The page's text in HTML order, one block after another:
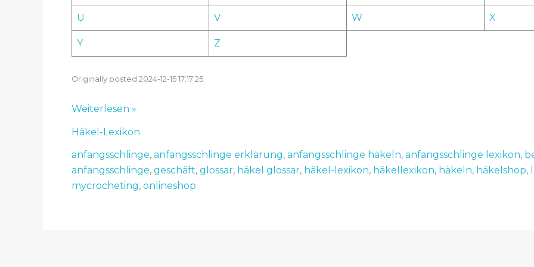
U V W X
Y Z
Originally posted 2024-12-15 17:17:25.
Häkel
–
Anfangsschlinge
–
MyCrocheting
Weiterlesen »
Häkel-Lexikon
anfangsschlinge, anfangsschlinge erklärung, anfangsschlinge häkeln, anfangsschlinge lexikon,
anfangsschlinge, geschäft, glossar, häkel glossar, häkel-lexikon, häkellexikon, häkeln, häkelshop,
mycrocheting, onlineshop